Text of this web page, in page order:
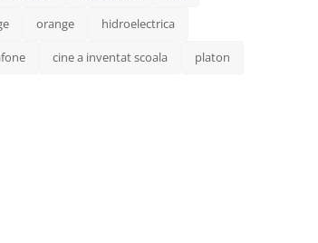
orange hidroelectrica
cine a inventat scoala platon